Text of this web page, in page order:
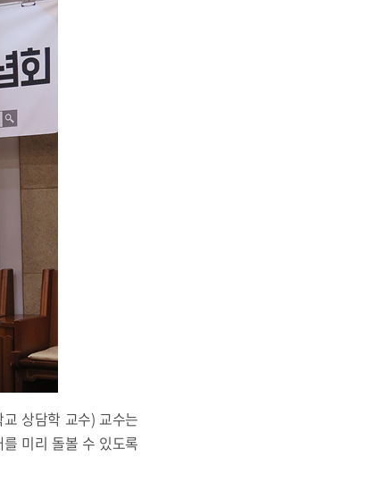
상담학 교수) 교수는
미리 돌볼 수 있도록